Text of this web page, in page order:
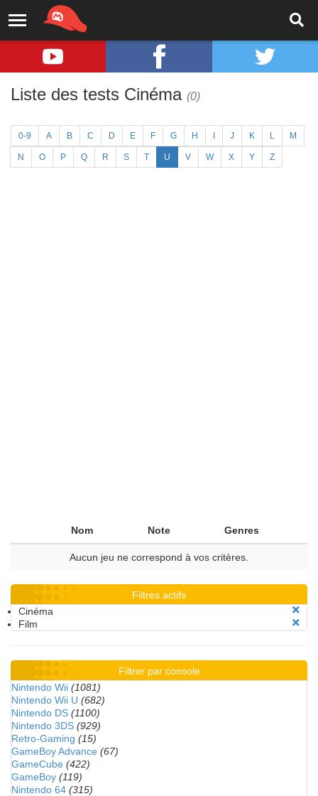
Liste des tests Cinéma (0)
0-9 A B C D E F G H J K L M
N O P Q R S T U V W X Y Z
Nom Note Genres
Aucun jeu ne correspond à vos critères.
Filtres actifs
Cinéma
Film
Filtrer par console
Nintendo Wii (1081)
Nintendo Wii U (682)
Nintendo DS (1100)
Nintendo 3DS (929)
Retro-Gaming (15)
GameBoy Advance (67)
GameCube (422)
GameBoy (119)
Nintendo 64 (315)